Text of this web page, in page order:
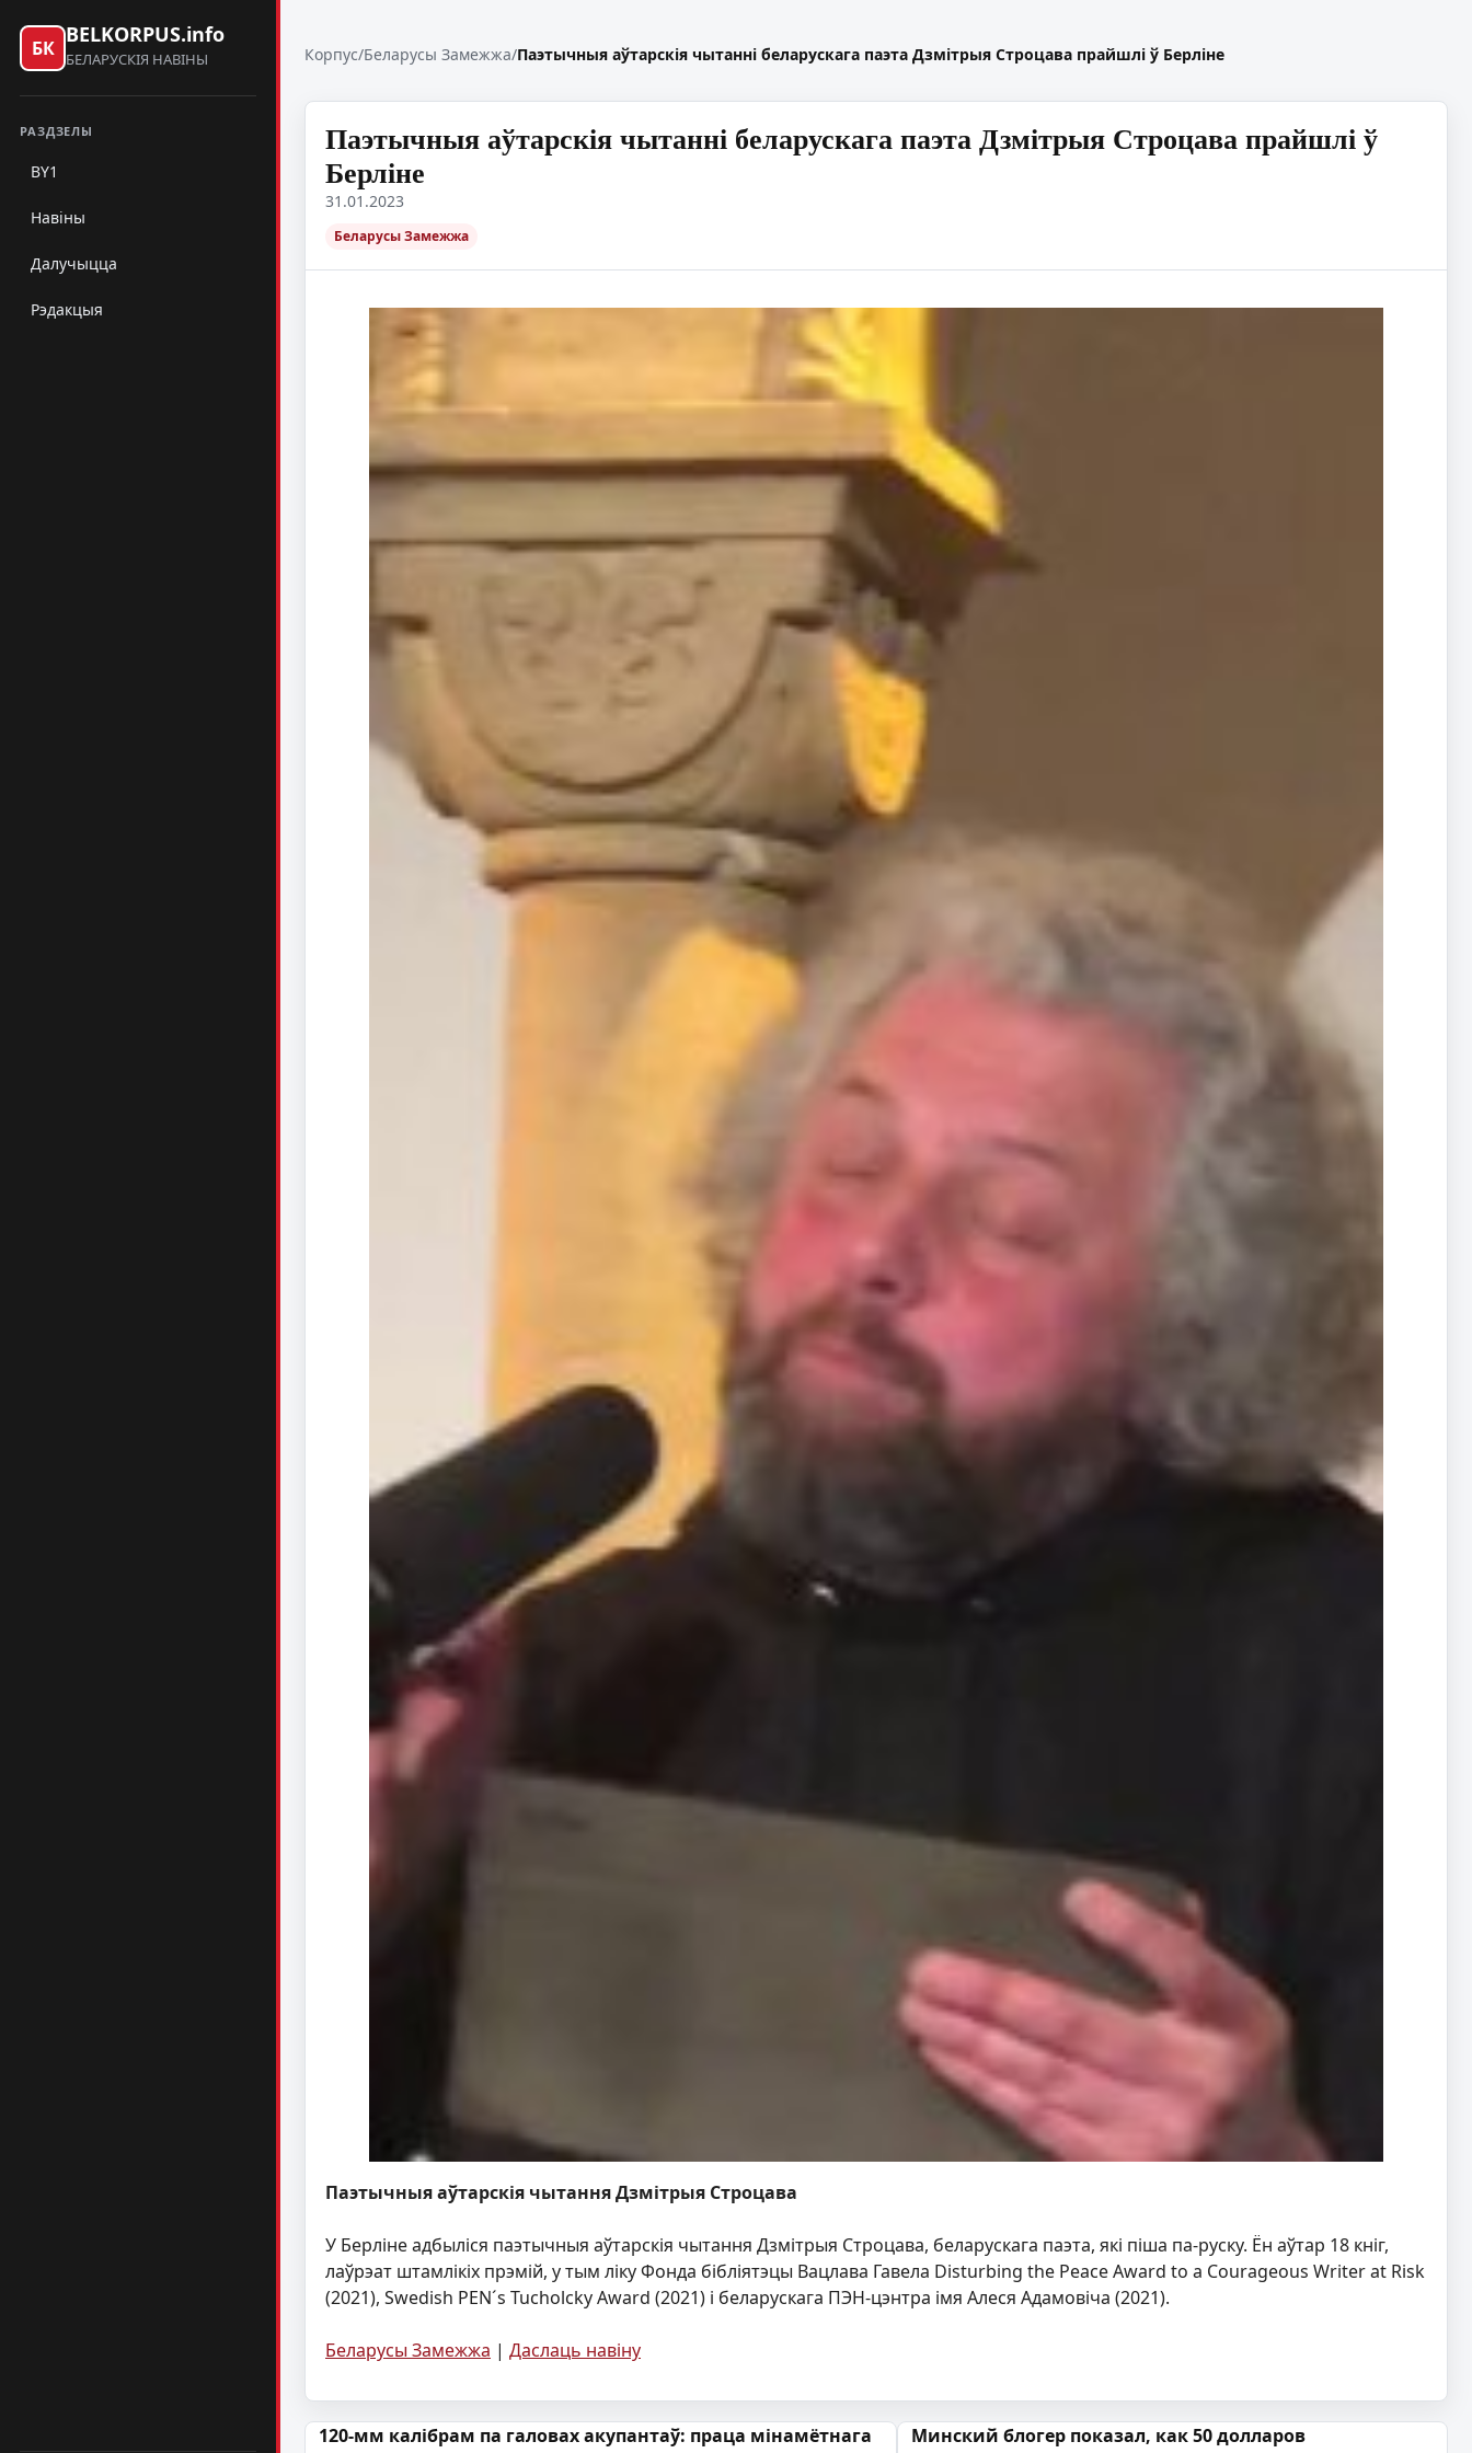
БК
BELKORPUS.info
БЕЛАРУСКІЯ НАВІНЫ
РАЗДЗЕЛЫ
BY1
Навіны
Далучыцца
Рэдакцыя
Корпус/Беларусы Замежжа/Паэтычныя аўтарскія чытанні беларускага паэта Дзмітрыя Строцава прайшлі ў Берліне
Паэтычныя аўтарскія чытанні беларускага паэта Дзмітрыя Строцава прайшлі ў
Берліне
31.01.2023
Беларусы Замежжа
Паэтычныя аўтарскія чытання Дзмітрыя Строцава
У Берліне адбыліся паэтычныя аўтарскія чытання Дзмітрыя Строцава, беларускага паэта, які піша па-руску. Ён аўтар 18 кніг,
лаўрэат штамлікіх прэмій, у тым ліку Фонда бібліятэцы Вацлава Гавела Disturbing the Peace Award to a Courageous Writer at Risk
(2021), Swedish PEN´s Tucholcky Award (2021) і беларускага ПЭН-цэнтра імя Алеся Адамовіча (2021).
Беларусы Замежжа | Даслаць навіну
Навігацыя па запісах
120-мм калібрам па галовах акупантаў: праца мінамётнага
Минский блогер показал, как 50 долларов